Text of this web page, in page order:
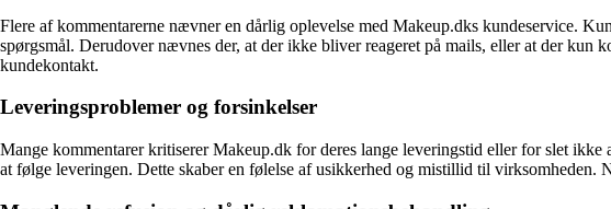
Flere af kommentarerne nævner en dårlig oplevelse med Makeup.dks kundeservice.
spørgsmål. Derudover nævnes der, at der ikke bliver reageret på mails, eller at der kun
kundekontakt.
Leveringsproblemer og forsinkelser
Mange kommentarer kritiserer Makeup.dk for deres lange leveringstid eller for slet
at følge leveringen. Dette skaber en følelse af usikkerhed og mistillid til virksomheden.